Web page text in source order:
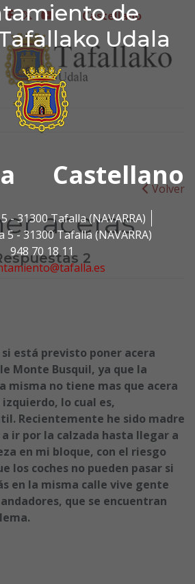
de
Udala
Castellano
- 31300 Tafalla (NAVARRA)
5 - 31300 Tafalla (NAVARRA)
948 70 18 11
de
facebook
twitter
youtubeCastellano
Volver
aceras
2
está previsto poner acera
Monte Busquil, ya que la
misma no tiene mas que acera
lo cual es,
Recientemente he sido madre
ir por la calzada hasta llegar a
en mi bloque, con el riesgo
los coches no pueden pasar si
en la misma calle vive gente
que se encuentran